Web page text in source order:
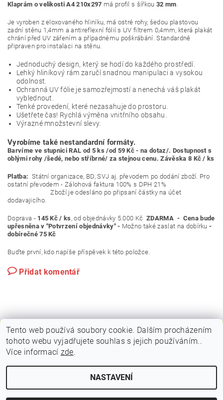
Klaprám o velikosti A4 210x297 má profil s šířkou32 mm.
Je vyroben z eloxovaného hliníku, má ostré rohy, šedou plastovou
zadní stěnu 1,4mm a antireflexní fólií s UV filtrem 0,4mm, která plakát
chrání před UV zářením a případnému poškrábání. Standardně
připraven pro instalaci na stěnu.
Jednoduchý design, který se hodí do každého prostředí.
Lehký hliníkový rám zaručí snadnou manipulaci a vysokou
odolnost.
Ochranná UV fólie je samozřejmostí a nenechá váš plakát
vyblednout.
Tenké provedení, které nezasahuje do prostoru.
Ušetřete čas! Rychlá výměna vnitřního obsahu.
Výrazné množstevní slevy.
Vyrobíme také nestandardní formáty.
Barvíme ve stupnici RAL od 5 ks /od 59 Kč - na dotaz/. Dostupnost s
oblými rohy /šedé, nebo stříbrné/ za stejnou cenu. Závěska 8 Kč / ks
Platba: Státní organizace, BD, SVJ aj. převodem po dodání zboží. Pro
ostatní převodem - Zálohová faktura 100% s DPH 21%
Zboží je odesláno po připsaní částky na účet
dodavajicího.
Doprava - 145 Kč / ks , od objednávky 5.000 KčZDARMA - Cena bude
upřesněna v "Potvrzení objednávky" - Možno také zaslat na dobírku -
dobírečné 75 Kč
Buďte první, kdo napíše příspěvek k této položce.
Přidat komentář
PLAKÁTOVÉ RÁMY A KLAPRÁMY | VITRÍNY A NÁSTĚNKY |
STOJANY A POUTAČE
2026 © VIPOL, všechna práva vyhrazena
Tento web používá soubory cookie. Dalším procházením
tohoto webu vyjadřujete souhlas s jejich používáním..
Více informací zde.
NASTAVENÍ